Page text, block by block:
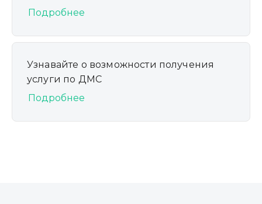
Подробнее
Узнавайте о возможности получения
услуги по ДМС
Подробнее